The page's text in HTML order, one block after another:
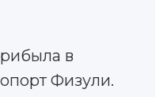
в
Физули.